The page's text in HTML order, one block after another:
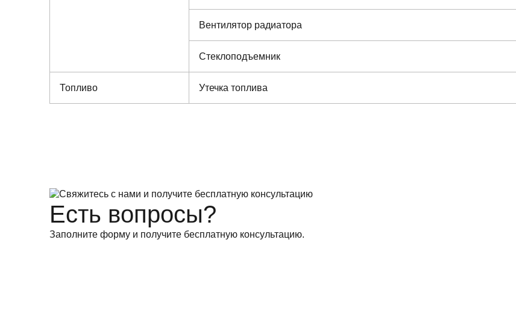
Вентилятор радиатора
Стеклоподъемник
Топливо Утечка топлива
Есть вопросы?
Заполните форму и получите бесплатную консультацию.